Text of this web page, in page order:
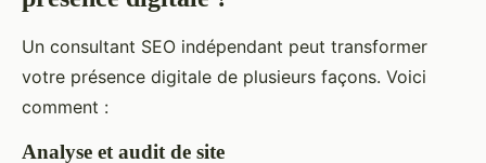
Un consultant SEO indépendant peut transformer
votre présence digitale de plusieurs façons. Voici
comment :
Analyse et audit de site